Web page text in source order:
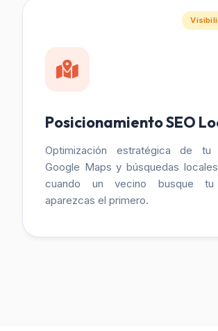
Posicionamiento SEO
Optimización estratégica de
Google Maps y búsquedas
cuando un vecino busque tu
aparezcas el primero.